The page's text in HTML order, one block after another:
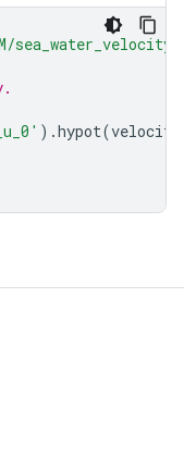
sea_water_velocity/
).hypot(velocity